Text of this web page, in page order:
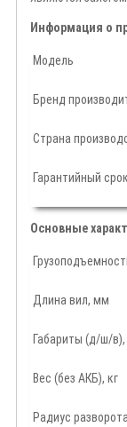
Информация о
Модель
Бренд
Страна
Гарантийный
Основные
Длина вил, мм
Габариты (д/ш/
Вес (без АКБ), кг
Радиус